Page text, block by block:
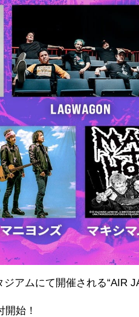
アムにて開催される“AIR
始！